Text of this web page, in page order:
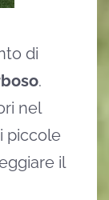
di
.
nel
piccole
il